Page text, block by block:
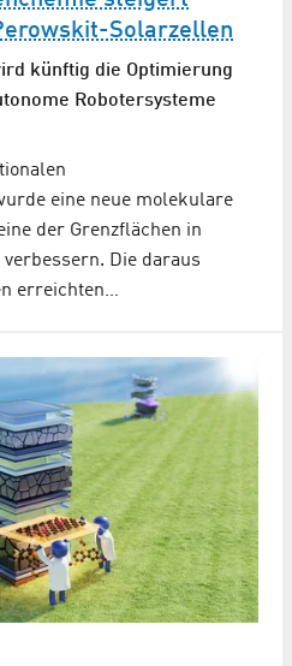
Solarzellen
künftig die Optimierung
Robotersysteme
eine neue molekulare
der Grenzflächen in
Die daraus
erreichten…